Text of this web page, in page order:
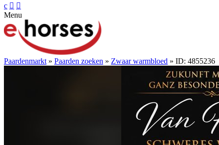
c  
Menu
Paardenmarkt » Paarden zoeken » Zwaar warmbloed » ID: 4855236